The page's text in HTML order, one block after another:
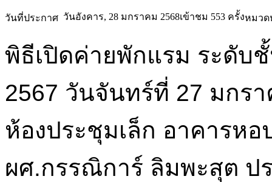
วันที่ประกาศ วันอังคาร, 28 มกราคม 2568เข้าชม 553 ครั้งหมวด
พิธีเปิดค่ายพักแรม ระดับ
2567 วันจันทร์ที่ 27 มกร
ห้องประชุมเล็ก อาคารห
ผศ.กรรณิการ์ ลิมพะสุต ป